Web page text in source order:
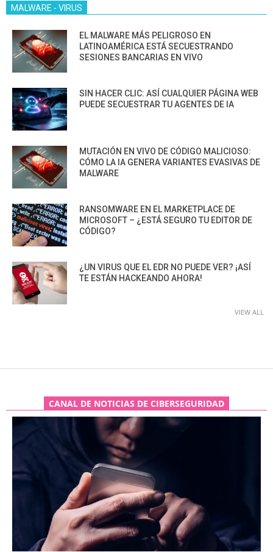
MALWARE - VIRUS
EL MALWARE MÁS PELIGROSO EN
LATINOAMÉRICA ESTÁ SECUESTRANDO
SESIONES BANCARIAS EN VIVO
SIN HACER CLIC: ASÍ CUALQUIER PÁGINA WEB
PUEDE SECUESTRAR TU AGENTES DE IA
MUTACIÓN EN VIVO DE CÓDIGO MALICIOSO:
CÓMO LA IA GENERA VARIANTES EVASIVAS DE
MALWARE
RANSOMWARE EN EL MARKETPLACE DE
MICROSOFT – ¿ESTÁ SEGURO TU EDITOR DE
CÓDIGO?
¿UN VIRUS QUE EL EDR NO PUEDE VER? ¡ASÍ
TE ESTÁN HACKEANDO AHORA!
VIEW ALL
CANAL DE NOTICIAS DE CIBERSEGURIDAD